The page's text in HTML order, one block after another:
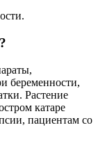
беременности,
Растение
катаре
пациентам со